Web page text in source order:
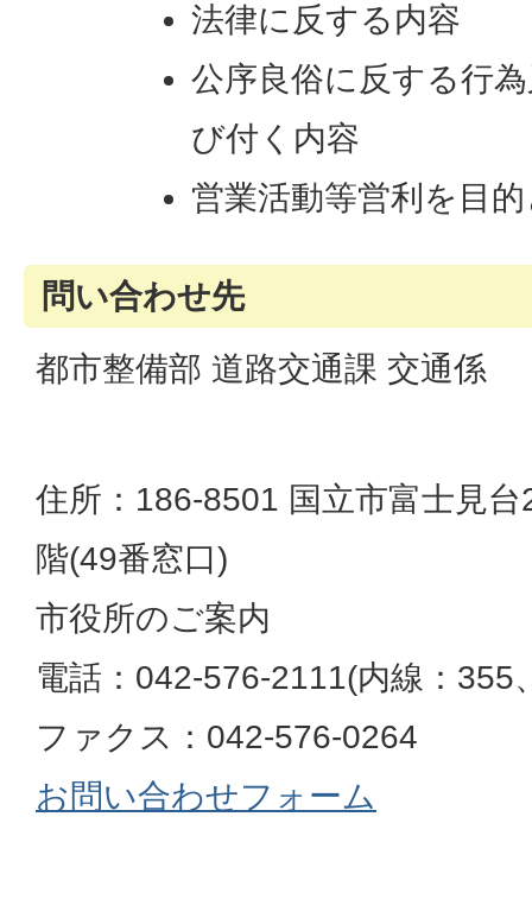
法律に反する内容
公序良俗に反する行
び付く内容
営業活動等営利を目
問い合わせ先
都市整備部 道路交通課 交通係
住所：186-8501 国立市富士見
階(49番窓口)
市役所のご案内
電話：042-576-2111(内線：355
ファクス：042-576-0264
お問い合わせフォーム